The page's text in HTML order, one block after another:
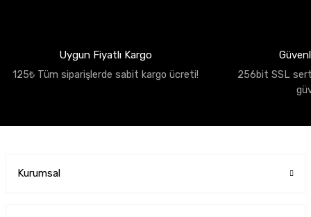
Uygun Fiyatlı Kargo
125₺ Tüm siparişlerde sabit kargo ücreti!
256bit SSL
Kurumsal